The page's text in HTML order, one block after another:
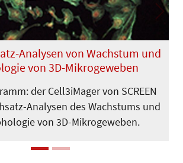
Analysen von Wachstum und
von 3D-Mikrogeweben
der Cell3iMager von SCREEN
Analysen des Wachstums und
von 3D-Mikrogeweben.
Next